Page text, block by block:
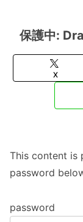
保護中:
X
This content is
password
password